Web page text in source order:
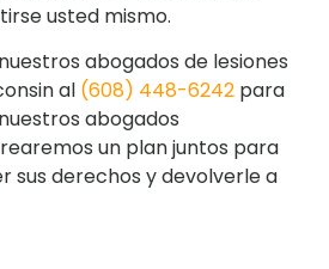
usted mismo.
abogados de lesiones
al (608) 448-6242 para
abogados
un plan juntos para
sus derechos y devolverle a